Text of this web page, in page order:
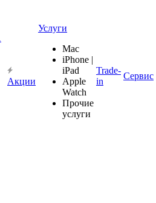
Акции
Услуги
Mac
iPhone |
iPad
Apple
Watch
Прочие
услуги
Trade-
in
Сервис